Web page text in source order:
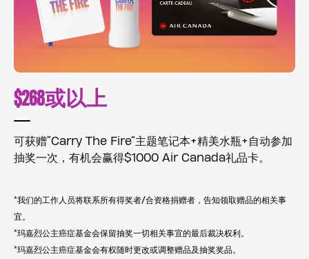
$268或以上
可获赠“Carry The Fire”主题笔记本+精美水瓶+自动参加
抽奖一次，有机会赢得$1000 Air Canada礼品卡。
*我们的工作人员将联系所有得奖者/合资格捐赠者，告知领取赠品的相关事
宜。
*玛嘉烈公主癌症基金会保留抽奖一切相关事宜的最后裁决权利。
*玛嘉烈公主癌症基金会有权随时更改或调整赠品及抽奖奖品。